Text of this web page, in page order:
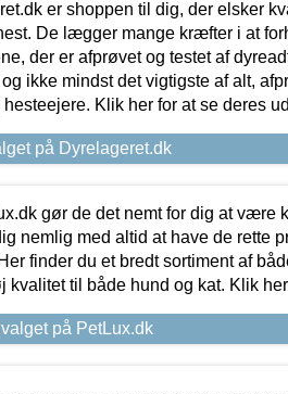
er shoppen til dig, der elsker
De lægger mange kræfter i at
der er afprøvet og testet af
ikke mindst det vigtigste af alt,
hesteejere. Klik her for at se deres
på Dyrelageret.dk
gør de det nemt for dig at være
nemlig med altid at have de rette
finder du et bredt sortiment af
kvalitet til både hund og kat. Klik
på PetLux.dk